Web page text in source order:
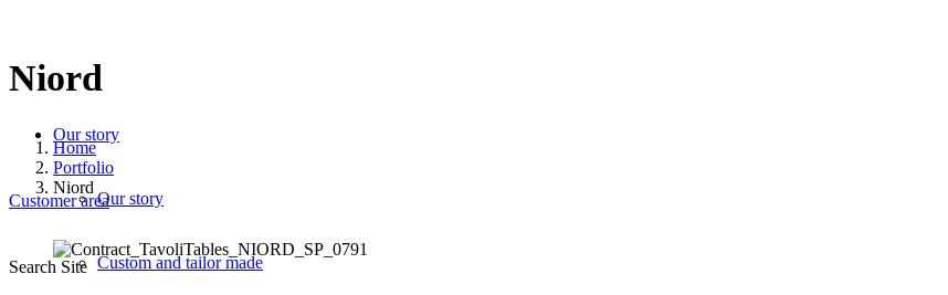
Our story
Our story
Custom and tailor made
Customer area
Search Site
Niord
Home
Portfolio
Niord